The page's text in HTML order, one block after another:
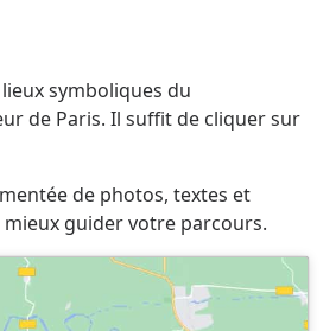
symboliques du
de Paris. Il suffit de cliquer sur
de photos, textes et
guider votre parcours.